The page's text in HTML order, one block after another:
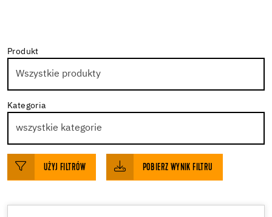
Produkt
Kategoria
UŻYJ FILTRÓW POBIERZ WYNIK FILTRU